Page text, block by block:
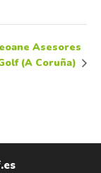
Asesores
(A Coruña)